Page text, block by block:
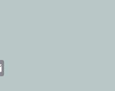
Email